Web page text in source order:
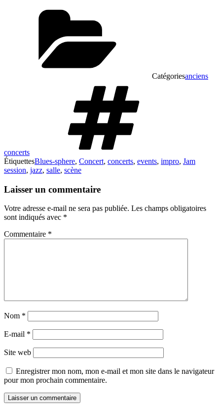
Catégoriesanciens
concerts
ÉtiquettesBlues-sphere, Concert, concerts, events, impro, Jam
session, jazz, salle, scène
Laisser un commentaire
Votre adresse e-mail ne sera pas publiée. Les champs obligatoires
sont indiqués avec *
Commentaire *
Nom *
E-mail *
Site web
Enregistrer mon nom, mon e-mail et mon site dans le navigateur
pour mon prochain commentaire.